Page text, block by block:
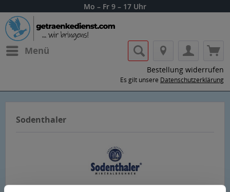
Mo – Fr 9 – 17 Uhr
Menü
Bestellung widerrufen
Es gilt unsere Datenschutzerklärung
Sodenthaler